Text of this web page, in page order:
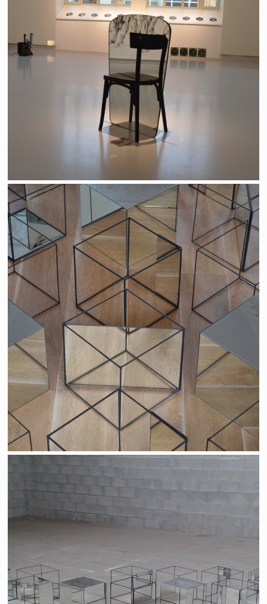
"LaboraTtoirs"
BIennale "fenêtre sur mur"
Thinking outside the box